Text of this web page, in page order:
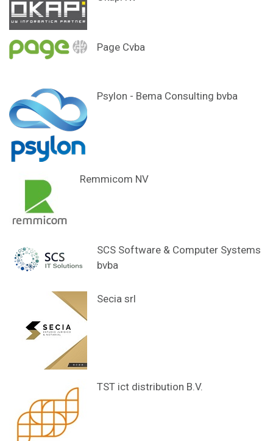
Page Cvba
Psylon - Bema Consulting bvba
Remmicom NV
SCS Software & Computer Systems
bvba
Secia srl
TST ict distribution B.V.